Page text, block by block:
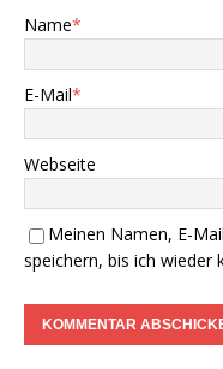
Name*
E-Mail*
Webseite
Meinen Namen, E-
speichern, bis ich wieder